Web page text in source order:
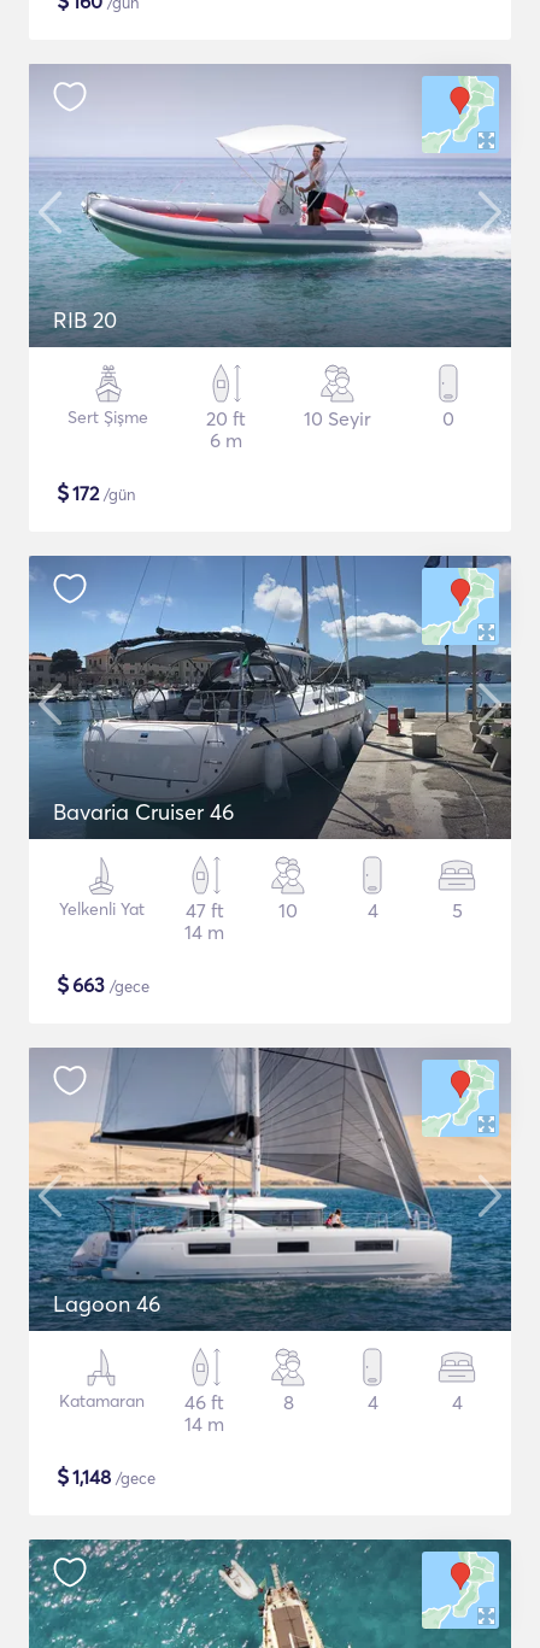
RIB 20
Sert Şişme
20 ft
6 m
10 Seyir 0
$172/gün
Bavaria Cruiser 46
Yelkenli Yat
47 ft
14 m
10 4 5
$663 /gece
Lagoon 46
Katamaran
46 ft
14 m
8 4 4
$1,148 /gece